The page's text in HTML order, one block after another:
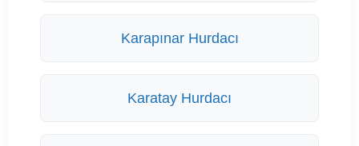
Karapınar Hurdacı
Karatay Hurdacı